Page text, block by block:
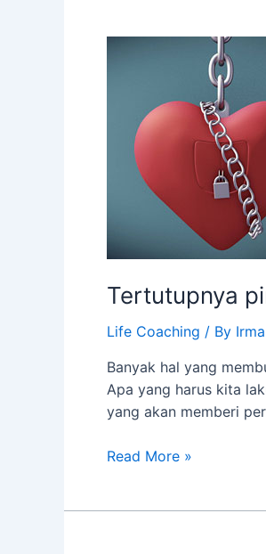
Tertutupnya
Life Coaching / By
Banyak hal yang
Apa yang harus kita
yang akan memberi
Tertutupnya
Read More »